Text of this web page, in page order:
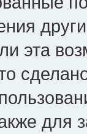
эта
для